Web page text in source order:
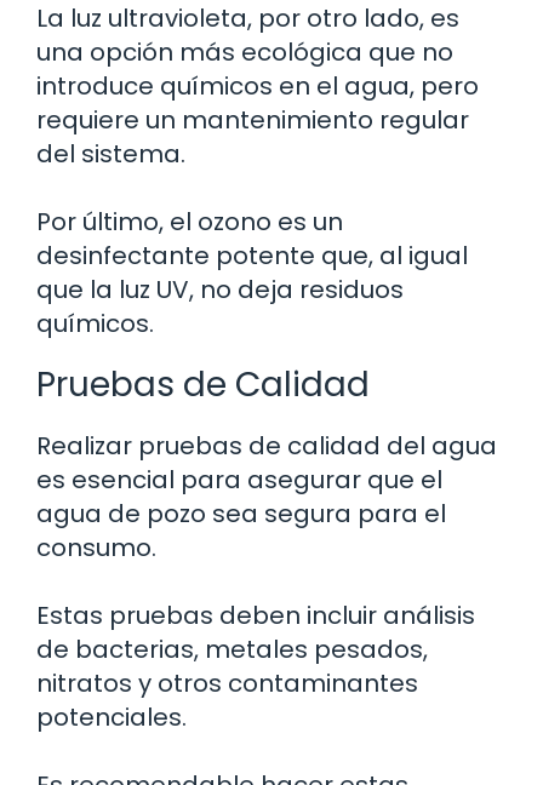
La luz ultravioleta, por otro lado, es
una opción más ecológica que no
introduce químicos en el agua, pero
requiere un mantenimiento regular
del sistema.
Por último, el ozono es un
desinfectante potente que, al igual
que la luz UV, no deja residuos
químicos.
Pruebas de Calidad
Realizar pruebas de calidad del agua
es esencial para asegurar que el
agua de pozo sea segura para el
consumo.
Estas pruebas deben incluir análisis
de bacterias, metales pesados,
nitratos y otros contaminantes
potenciales.